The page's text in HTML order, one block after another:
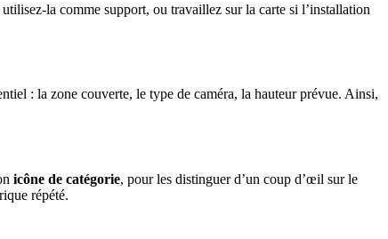
la comme support, ou travaillez sur la carte si l’installation
: la zone couverte, le type de caméra, la hauteur prévue. Ainsi,
icône de catégorie, pour les distinguer d’un coup d’œil sur le
répété.